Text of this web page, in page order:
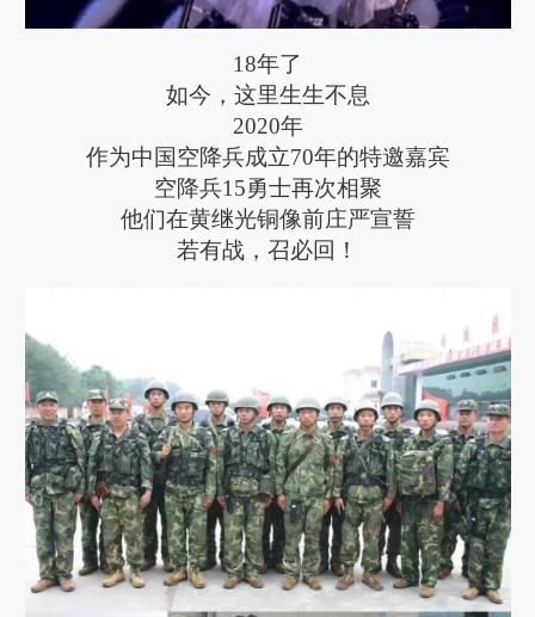
18年了
如今，这里生生不息
2020年
作为中国空降兵成立70年的特邀嘉宾
空降兵15勇士再次相聚
他们在黄继光铜像前庄严宣誓
若有战，召必回！